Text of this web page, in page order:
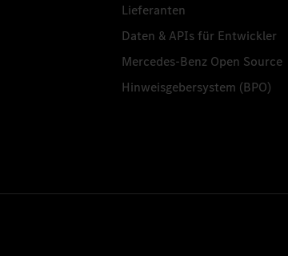
Lieferanten
Daten & APIs für Entwickler
Mercedes-Benz Open Source
Hinweisgebersystem (BPO)